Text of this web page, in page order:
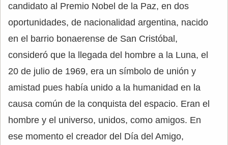
candidato al Premio Nobel de la Paz, en dos
oportunidades, de nacionalidad argentina, nacido
en el barrio bonaerense de San Cristóbal,
consideró que la llegada del hombre a la Luna, el
20 de julio de 1969, era un símbolo de unión y
amistad pues había unido a la humanidad en la
causa común de la conquista del espacio. Eran el
hombre y el universo, unidos, como amigos. En
ese momento el creador del Día del Amigo,